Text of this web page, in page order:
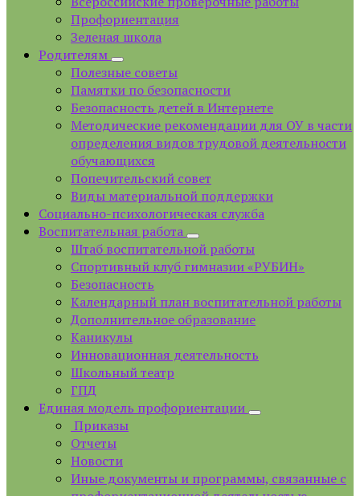
Профориентация
Зеленая школа
Родителям
Полезные советы
Памятки по безопасности
Безопасность детей в Интернете
Методические рекомендации для ОУ в части
определения видов трудовой деятельности
обучающихся
Попечительский совет
Виды материальной поддержки
Социально-психологическая служба
Воспитательная работа
Штаб воспитательной работы
Спортивный клуб гимназии «РУБИН»
Безопасность
Календарный план воспитательной работы
Дополнительное образование
Каникулы
Инновационная деятельность
Школьный театр
ГПД
Единая модель профориентации
Приказы
Отчеты
Новости
Иные документы и программы, связанные с